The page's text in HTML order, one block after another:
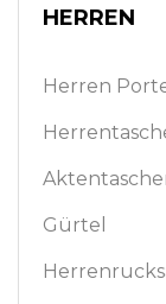
HERREN
Herren
Gürtel